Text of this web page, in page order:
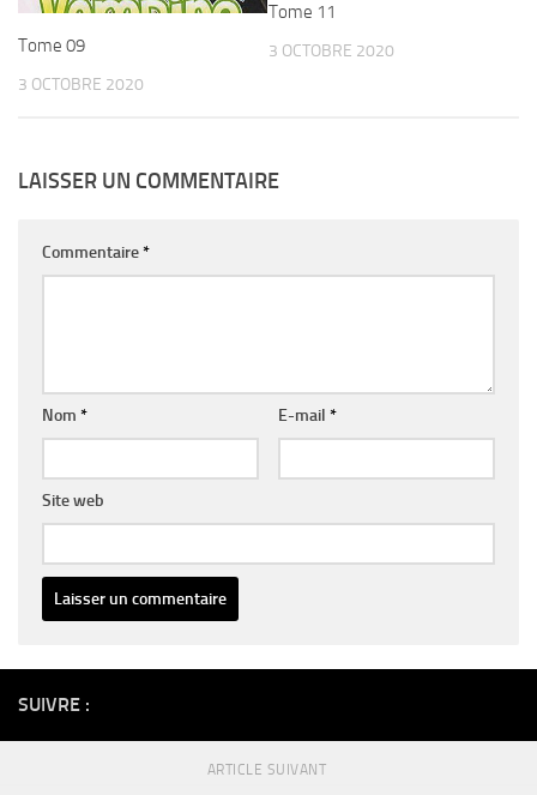
Tome 09
3 OCTOBRE 2020
Tome 11
3 OCTOBRE 2020
LAISSER UN COMMENTAIRE
Commentaire*
Nom * E-mail *
Site web
SUIVRE :
ARTICLE SUIVANT